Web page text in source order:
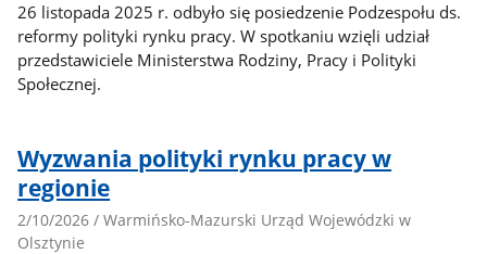
26 listopada 2025 r. odbyło się posiedzenie Podzespołu ds.
reformy polityki rynku pracy. W spotkaniu wzięli udział
przedstawiciele Ministerstwa Rodziny, Pracy i Polityki
Społecznej.
Wyzwania polityki rynku pracy w
regionie
2/10/2026 / Warmińsko-Mazurski Urząd Wojewódzki w
Olsztynie